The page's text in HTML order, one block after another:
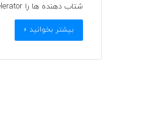
شتاب دهنده ها را accelerator لذا تفاوت هایی میان…
بیشتر بخوانید »